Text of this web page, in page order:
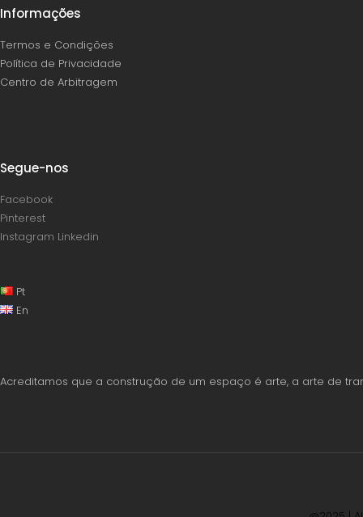
Informações
Termos e Condições
Política de Privacidade
Centro de Arbitragem
Segue-nos
Facebook
Pinterest
Instagram Linkedin
Pt
En
Acreditamos que a construção de um espaço é arte, a arte de